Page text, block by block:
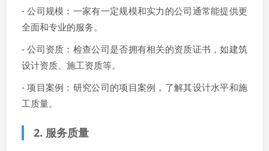
- 公司规模：一家有一定规模和实力的公司通常能提供更
全面和专业的服务。
- 公司资质：检查公司是否拥有相关的资质证书，如建筑
设计资质、施工资质等。
- 项目案例：研究公司的项目案例，了解其设计水平和施
工质量。
2. 服务质量